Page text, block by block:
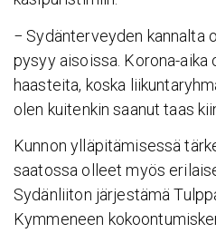
− Sydänterveyden kannalta
pysyy aisoissa. Korona-aika
haasteita, koska
olen kuitenkin saanut taas
Kunnon ylläpitämisessä
saatossa olleet myös
Sydänliiton järjestämä
Kymmeneen